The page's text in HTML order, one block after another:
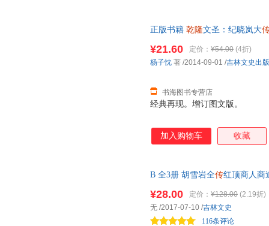
一生诙谐、滑稽、机敏多变、
种地位的人当中是罕见的。 纪
者，是一位文化巨人。其在整
正版书籍 乾隆文圣：纪晓岚大
经典再现。增订图文版。
¥21.60 定价： ¥54.00 (4折)
书海图书专营店
杨子忱 著 /2014-09-01 /吉林文史出
加入购物车 收藏
B 全3册 胡雪岩全传红顶商人商
¥28.00 定价： ¥128.00 (2.19折)
116条评论
无 /2017-07-10 /吉林文史